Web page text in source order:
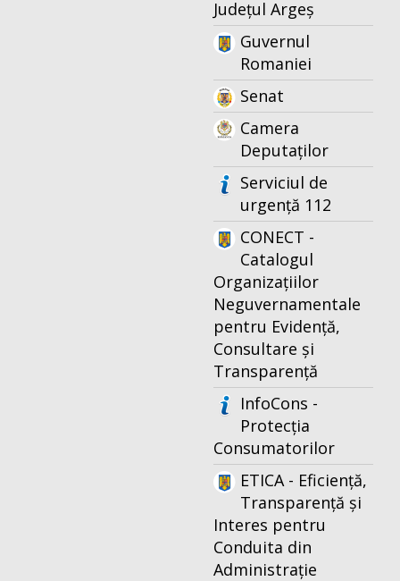
Județul Argeș
Guvernul
Romaniei
Senat
Camera
Deputaților
Serviciul de
urgență 112
CONECT -
Catalogul
Organizațiilor
Neguvernamentale
pentru Evidență,
Consultare și
Transparență
InfoCons -
Protecția
Consumatorilor
ETICA - Eficiență,
Transparență și
Interes pentru
Conduita din
Administrație